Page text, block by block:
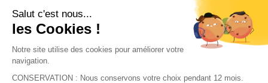
Salut c'est nous...
les Cookies !
Notre site utilise des cookies pour améliorer votre
navigation.
CONSERVATION : Nous conservons votre choix pendant 12 mois.
gestion des milieux aquatiques en période de
sécheresse, la Fédération Départementale de
Pêche souhaite faire part de sa position
concernant les éventuelle...